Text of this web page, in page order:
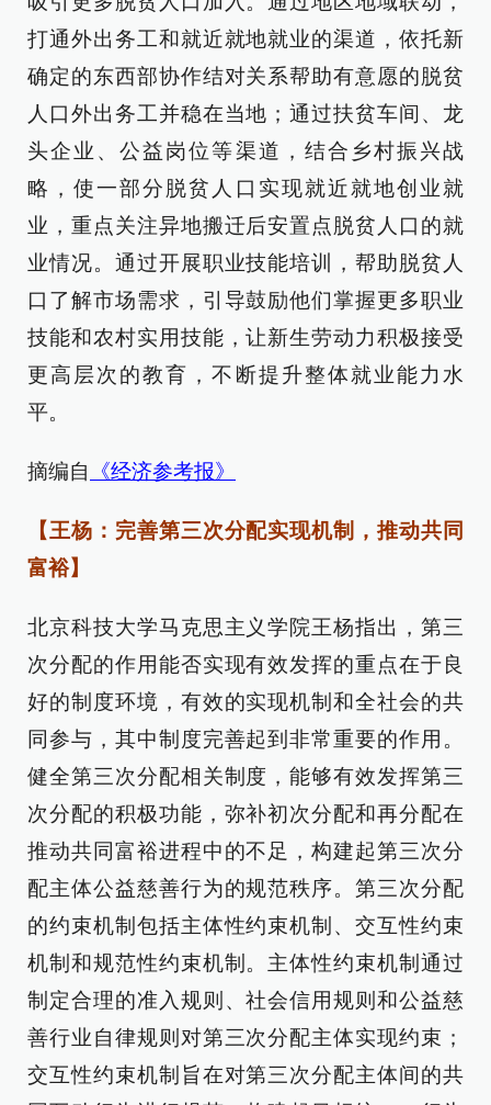
打通外出务工和就近就地就业的渠道，依托新
确定的东西部协作结对关系帮助有意愿的脱贫
人口外出务工并稳在当地；通过扶贫车间、龙
头企业、公益岗位等渠道，结合乡村振兴战
略，使一部分脱贫人口实现就近就地创业就
业，重点关注异地搬迁后安置点脱贫人口的就
业情况。通过开展职业技能培训，帮助脱贫人
口了解市场需求，引导鼓励他们掌握更多职业
技能和农村实用技能，让新生劳动力积极接受
更高层次的教育，不断提升整体就业能力水
平。
摘编自 《经济参考报》
【王杨：完善第三次分配实现机制，推动共同
富裕】
北京科技大学马克思主义学院王杨指出，第三
次分配的作用能否实现有效发挥的重点在于良
好的制度环境，有效的实现机制和全社会的共
同参与，其中制度完善起到非常重要的作用。
健全第三次分配相关制度，能够有效发挥第三
次分配的积极功能，弥补初次分配和再分配在
推动共同富裕进程中的不足，构建起第三次分
配主体公益慈善行为的规范秩序。第三次分配
的约束机制包括主体性约束机制、交互性约束
机制和规范性约束机制。主体性约束机制通过
制定合理的准入规则、社会信用规则和公益慈
善行业自律规则对第三次分配主体实现约束；
交互性约束机制旨在对第三次分配主体间的共